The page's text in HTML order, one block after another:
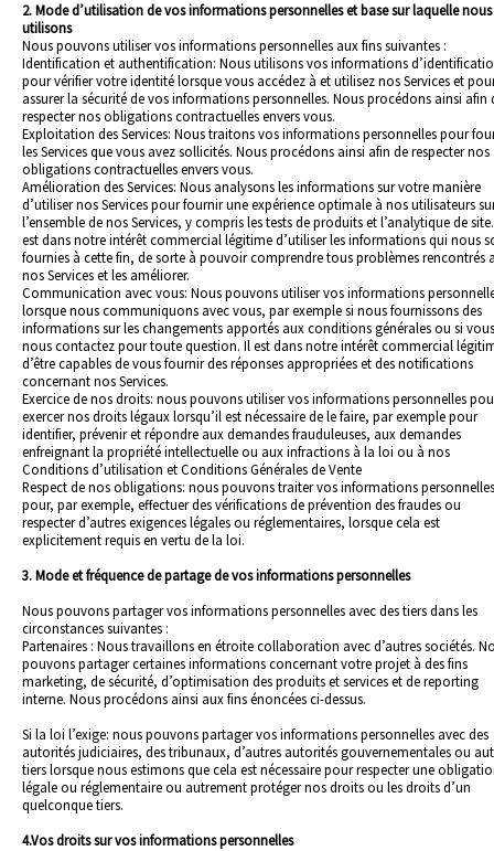
2. Mode d’utilisation de vos informations personnelles et base sur laquelle nous
utilisons
Nous pouvons utiliser vos informations personnelles aux fins suivantes :
Identification et authentification: Nous utilisons vos informations
pour vérifier votre identité lorsque vous accédez à et utilisez nos Services et
assurer la sécurité de vos informations personnelles. Nous procédons ainsi afin
respecter nos obligations contractuelles envers vous.
Exploitation des Services: Nous traitons vos informations personnelles pour
les Services que vous avez sollicités. Nous procédons ainsi afin de respecter nos
obligations contractuelles envers vous.
Amélioration des Services: Nous analysons les informations sur votre manière
d’utiliser nos Services pour fournir une expérience optimale à nos utilisateurs
l’ensemble de nos Services, y compris les tests de produits et l’analytique de
est dans notre intérêt commercial légitime d’utiliser les informations qui nous
fournies à cette fin, de sorte à pouvoir comprendre tous problèmes rencontrés
nos Services et les améliorer.
Communication avec vous: Nous pouvons utiliser vos informations
lorsque nous communiquons avec vous, par exemple si nous fournissons des
informations sur les changements apportés aux conditions générales ou si vous
nous contactez pour toute question. Il est dans notre intérêt commercial
d’être capables de vous fournir des réponses appropriées et des notifications
concernant nos Services.
Exercice de nos droits: nous pouvons utiliser vos informations personnelles
exercer nos droits légaux lorsqu’il est nécessaire de le faire, par exemple pour
identifier, prévenir et répondre aux demandes frauduleuses, aux demandes
enfreignant la propriété intellectuelle ou aux infractions à la loi ou à nos
Conditions d’utilisation et Conditions Générales de Vente
Respect de nos obligations: nous pouvons traiter vos informations personnelles
pour, par exemple, effectuer des vérifications de prévention des fraudes ou
respecter d’autres exigences légales ou réglementaires, lorsque cela est
explicitement requis en vertu de la loi.
3. Mode et fréquence de partage de vos informations personnelles
Nous pouvons partager vos informations personnelles avec des tiers dans les
circonstances suivantes :
Partenaires : Nous travaillons en étroite collaboration avec d’autres sociétés.
pouvons partager certaines informations concernant votre projet à des fins
marketing, de sécurité, d’optimisation des produits et services et de reporting
interne. Nous procédons ainsi aux fins énoncées ci-dessus.
Si la loi l’exige: nous pouvons partager vos informations personnelles avec des
autorités judiciaires, des tribunaux, d’autres autorités gouvernementales ou
tiers lorsque nous estimons que cela est nécessaire pour respecter une
légale ou réglementaire ou autrement protéger nos droits ou les droits d’un
quelconque tiers.
4.Vos droits sur vos informations personnelles